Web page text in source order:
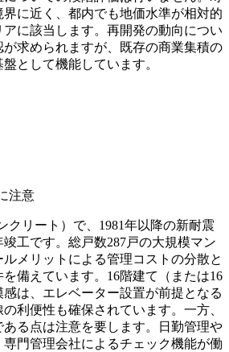
に近く、都内でも地価水準が相対的
に該当します。再開発の動向につい
求められますが、既存の商業集積の
として機能しています。
注意
クリート）で、1981年以降の新耐震
工です。総戸数287戸の大規模マン
メリットによる管理コストの分散と
備えています。16階建て（または16
は、エレベーター設置が前提となる
利便性も確保されています。一方、
る点は注意を要します。日勤管理や
門管理会社によるチェック機能が働